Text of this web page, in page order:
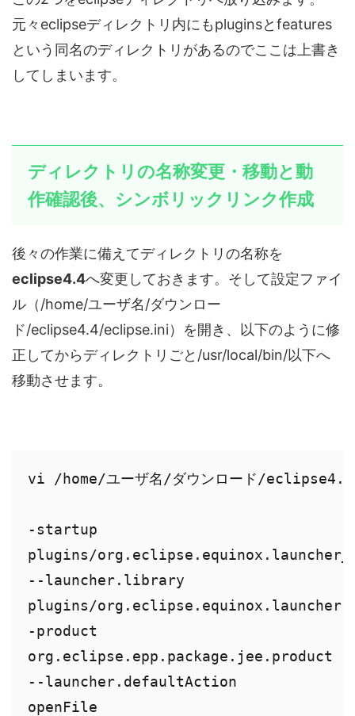
元々eclipseディレクトリ内にもpluginsとfeatures
という同名のディレクトリがあるのでここは上書き
してしまいます。
ディレクトリの名称変更・移動と動
作確認後、シンボリックリンク作成
後々の作業に備えてディレクトリの名称を
eclipse4.4へ変更しておきます。そして設定ファイ
ル（/home/ユーザ名/ダウンロー
ド/eclipse4.4/eclipse.ini）を開き、以下のように修
正してからディレクトリごと/usr/local/bin/以下へ
移動させます。
vi /home/ユーザ名/ダウンロード/
-startup
plugins/
--launcher.library
plugins/
-product
org.eclipse.epp.package.jee.product
--launcher.defaultAction
openFile